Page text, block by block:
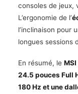
consoles de jeux,
L’ergonomie de l’
l’inclinaison pour
longues sessions
En résumé, le
24.5 pouces Full
180 Hz et une